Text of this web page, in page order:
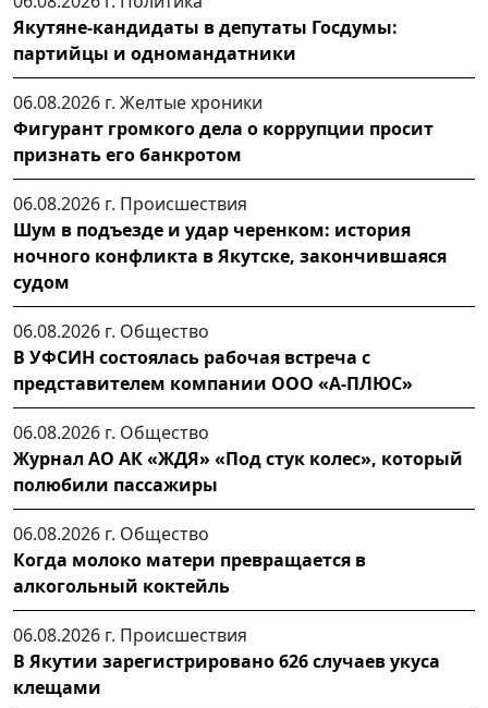
Якутяне-кандидаты в депутаты Госдумы:
партийцы и одномандатники
06.08.2026 г. Желтые хроники
Фигурант громкого дела о коррупции просит
признать его банкротом
06.08.2026 г. Происшествия
Шум в подъезде и удар черенком: история
ночного конфликта в Якутске, закончившаяся
судом
06.08.2026 г. Общество
В УФСИН состоялась рабочая встреча с
представителем компании ООО «А-ПЛЮС»
06.08.2026 г. Общество
Журнал АО АК «ЖДЯ» «Под стук колес», который
полюбили пассажиры
06.08.2026 г. Общество
Когда молоко матери превращается в
алкогольный коктейль
06.08.2026 г. Происшествия
В Якутии зарегистрировано 626 случаев укуса
клещами